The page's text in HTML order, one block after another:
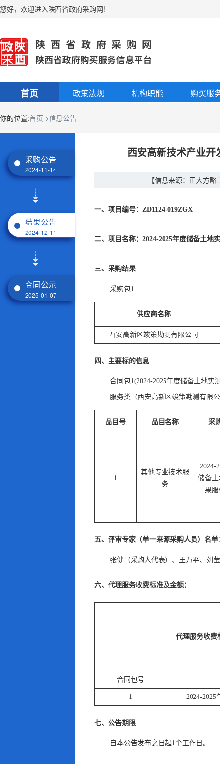
您好， 欢迎进入陕西省政府采购网!
首页 政策法规 机构职能 购买服
你的位置:首页 >信息公告
采购公告
2024-11-14
结果公告
2024-12-11
合同公示
2025-01-07
西安高新技术产业
【信息来源：正大方
一、项目编号：ZD1124-019ZGX
二、项目名称：2024-2025年度储备土地
三、采购结果
采购包1:
供应商名称
西安高新区竣策勘测有限公司
四、主要标的信息
合同包1(2024-2025年度储备土地实
服务类（西安高新区竣策勘测有限
品目号 品目名称 采
1
其他专业技术服
务
2024-
储备土
果服
五、评审专家（单一来源采购人员）名单
张健（采购人代表） 、 王万平、 刘莹
六、代理服务收费标准及金额：
代理服务收费
合同包号
1 2024-
七、公告期限
自本公告发布之日起1个工作日 。